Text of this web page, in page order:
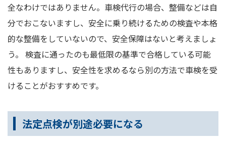
全なわけではありません。車検代行の場合、整備などは自
分でおこないますし、安全に乗り続けるための検査や本格
的な整備をしていないので、安全保障はないと考えましょ
う。 検査に通ったのも最低限の基準で合格している可能
性もありますし、安全性を求めるなら別の方法で車検を受
けることがおすすめです。
法定点検が別途必要になる